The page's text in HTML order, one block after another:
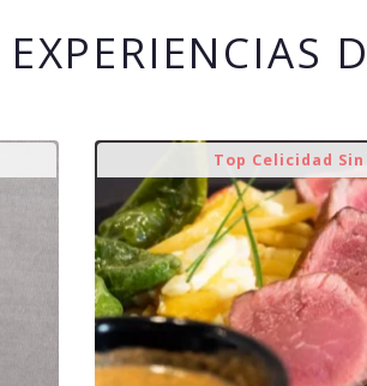
EXPERIENCIAS
Top Celicidad